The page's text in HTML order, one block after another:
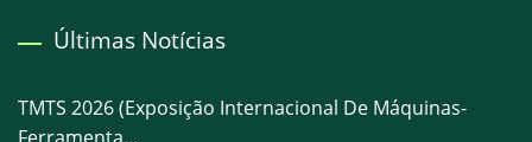
Últimas Notícias
TMTS 2026 (Exposição Internacional De Máquinas-